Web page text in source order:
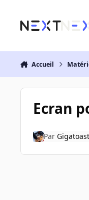
Accueil
Ecran
Par